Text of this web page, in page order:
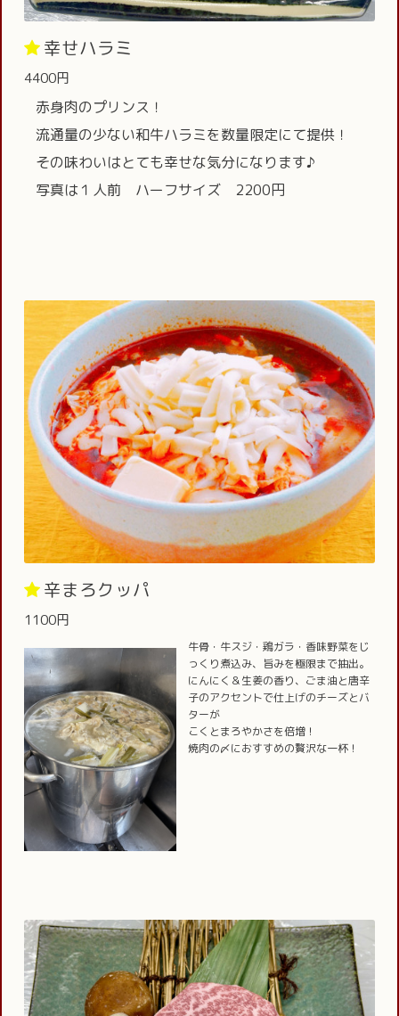
幸せハラミ
4400円
赤身肉のプリンス！
流通量の少ない和牛ハラミを数量限定にて提供！
その味わいはとても幸せな気分になります♪
写真は１人前 ハーフサイズ 2200円
辛まろクッパ
1100円
牛骨・牛スジ・鶏ガラ・香味野菜をじ
っくり煮込み、旨みを極限まで抽出。
にんにく＆生姜の香り、ごま油と唐辛
子のアクセントで仕上げのチーズとバ
ターが
こくとまろやかさを倍増！
焼肉の〆におすすめの贅沢な一杯！